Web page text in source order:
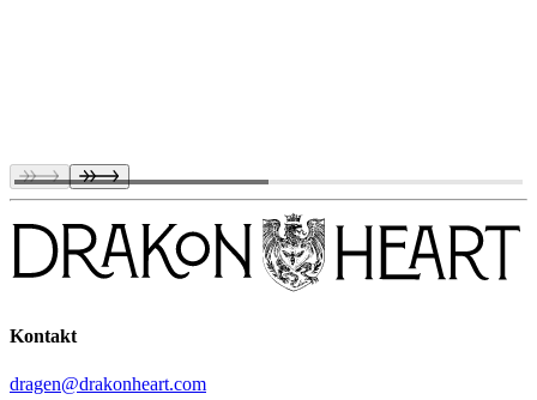
Kontakt
dragen@drakonheart.com